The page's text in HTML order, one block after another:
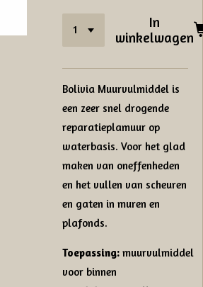
In
winkelwagen
Bolivia Muurvulmiddel is
een zeer snel drogende
reparatieplamuur op
waterbasis. Voor het glad
maken van oneffenheden
en het vullen van scheuren
en gaten in muren en
plafonds.
Toepassing: muurvulmiddel
voor binnen